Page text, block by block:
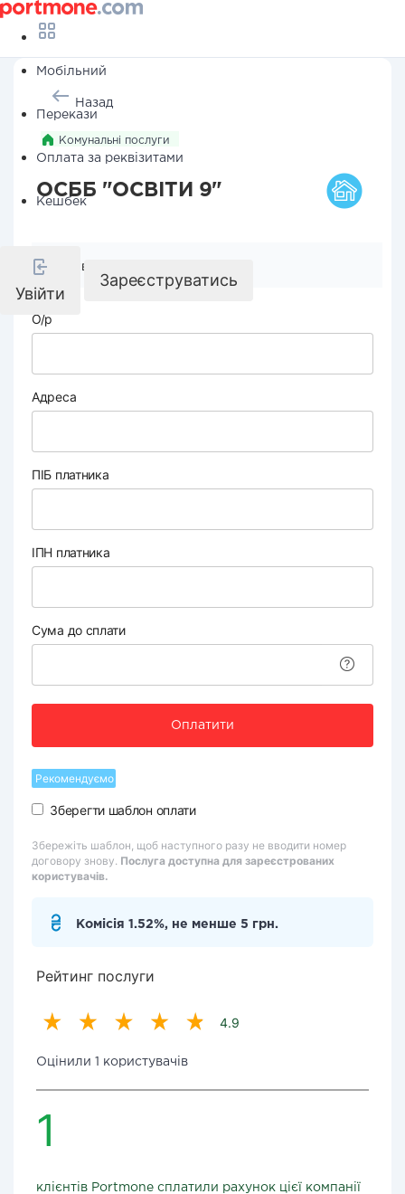
Мобільний
Перекази
Оплата за реквізитами
Кешбек
Увійти
Зареєструватись
Назад
Комунальні послуги
ОСББ "ОСВІТИ 9"
Реквізити компанії
О/р
Адреса
ПІБ платника
ІПН платника
Сума до сплати
Оплатити
Рекомендуємо
Зберегти шаблон оплати
Збережіть шаблон, щоб наступного разу не вводити номер
договору знову. Послуга доступна для зареєстрованих
користувачів.
Комісія 1.52%, не менше 5 грн.
Рейтинг послуги
4.9
Оцінили 1 користувачів
1
клієнтів Portmone сплатили рахунок цієї компанії